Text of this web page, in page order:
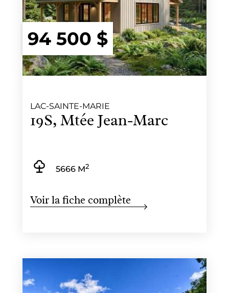
94 500 $
LAC-SAINTE-MARIE
19S, Mtée Jean-Marc
5666 M2
Voir la fiche complète